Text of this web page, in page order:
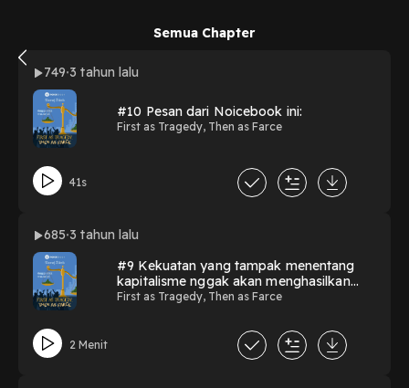
Semua Chapter
749 3 tahun lalu
#10 Pesan dari Noicebook ini:
First as Tragedy, Then as Farce
41s
685 3 tahun lalu
#9 Kekuatan yang tampak menentang
kapitalisme nggak akan menghasilkan
masyarakat egaliter.
First as Tragedy, Then as Farce
2 Menit